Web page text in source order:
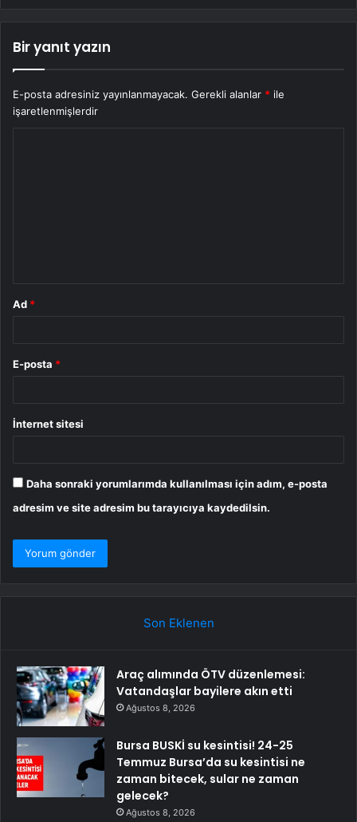
Bir yanıt yazın
E-posta adresiniz yayınlanmayacak. Gerekli alanlar * ile
işaretlenmişlerdir
Ad *
E-posta *
İnternet sitesi
Daha sonraki yorumlarımda kullanılması için adım, e-posta
adresim ve site adresim bu tarayıcıya kaydedilsin.
Son Eklenen
Araç alımında ÖTV düzenlemesi:
Vatandaşlar bayilere akın etti
Ağustos 8, 2026
Bursa BUSKİ su kesintisi! 24-25
Temmuz Bursa’da su kesintisi ne
zaman bitecek, sular ne zaman
gelecek?
Ağustos 8, 2026